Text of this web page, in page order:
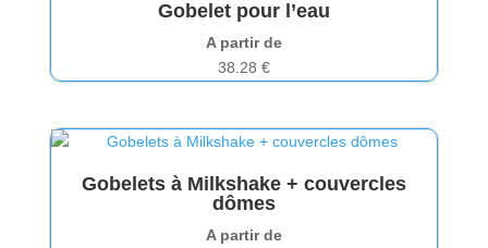
Gobelet pour l’eau
A partir de
38.28 €
Gobelets à Milkshake + couvercles
dômes
A partir de